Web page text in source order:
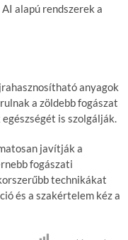
alapú rendszerek a
anyagok
a zöldebb fogászat
is szolgálják.
javítják a
fogászati
technikákat
és a szakértelem kéz a